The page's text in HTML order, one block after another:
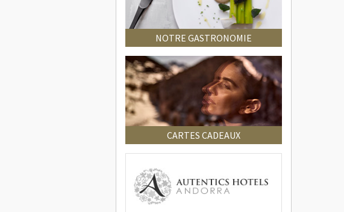
NOTRE GASTRONOMIE
CARTES CADEAUX